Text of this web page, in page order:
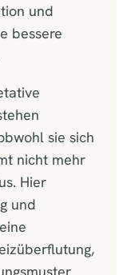
und
bessere
sie sich
nicht mehr
Hier
und